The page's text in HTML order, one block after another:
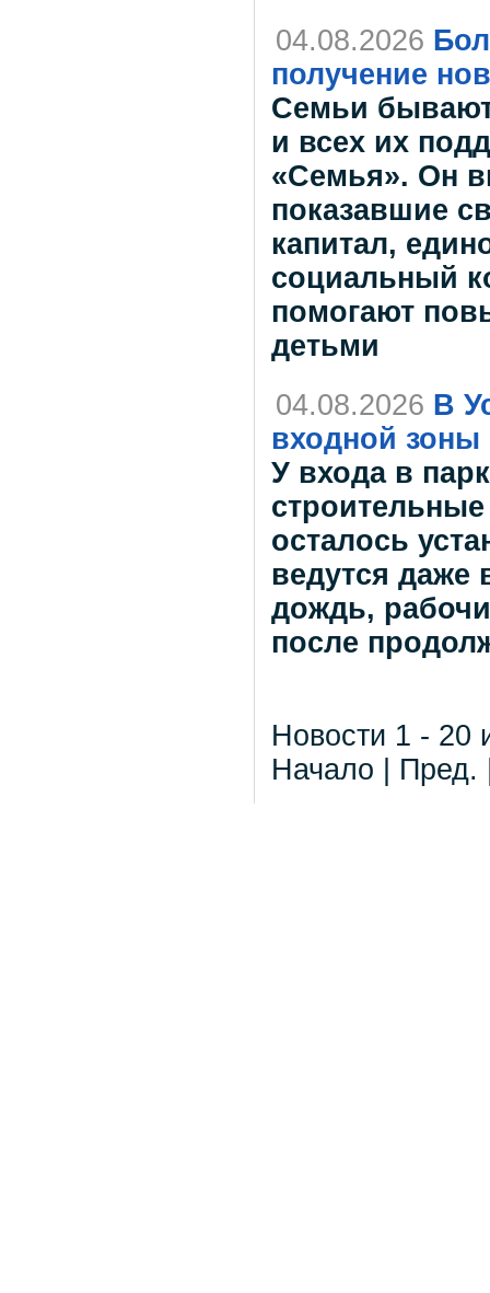
04.08.2026
получение
Семьи
и всех их
«Семья». Он
показавшие
капитал,
социальный
помогают
детьми
04.08.2026 В
входной зоны
У входа в
осталось
ведутся даже
дождь,
после
Новости 1 - 20
Начало |